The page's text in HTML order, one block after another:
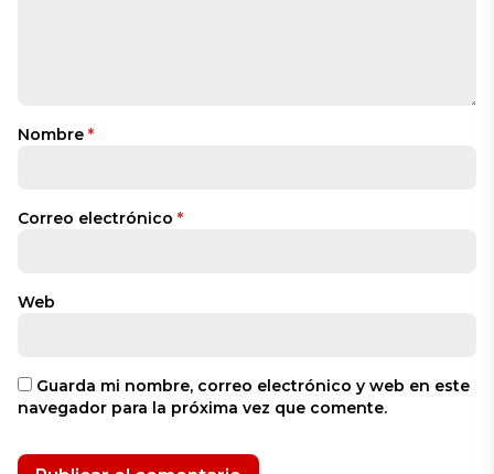
Nombre *
Correo electrónico *
Web
Guarda mi nombre, correo electrónico y web en este
navegador para la próxima vez que comente.